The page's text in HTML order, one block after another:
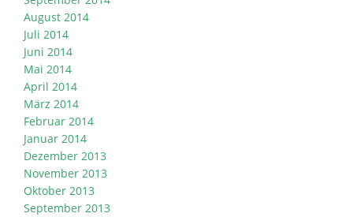
August 2014
Juli 2014
Juni 2014
Mai 2014
April 2014
März 2014
Februar 2014
Januar 2014
Dezember 2013
November 2013
Oktober 2013
September 2013